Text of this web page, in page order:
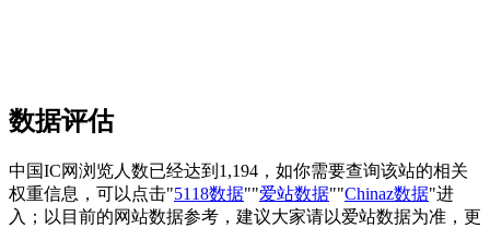
数据评估
中国IC网浏览人数已经达到1,194，如你需要查询该站的相关
权重信息，可以点击"5118数据""爱站数据""Chinaz数据"进
入；以目前的网站数据参考，建议大家请以爱站数据为准，更